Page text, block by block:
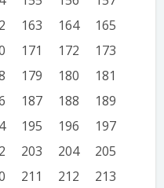
163 164
165
171 172
173
179 180
181
187 188
189
195 196
197
203 204
205
211 212
213